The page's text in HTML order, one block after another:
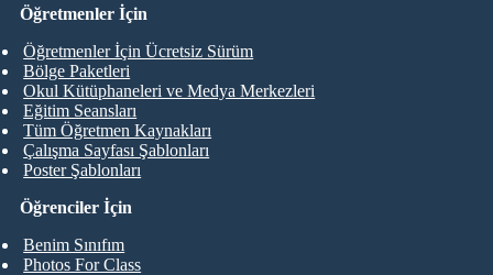
Öğrenciler İçin
Benim Sınıfım
Photos For Class
Öğretmenler İçin
Öğretmenler İçin Ücretsiz Sürüm
Bölge Paketleri
Okul Kütüphaneleri ve Medya Merkezleri
Eğitim Seansları
Tüm Öğretmen Kaynakları
Çalışma Sayfası Şablonları
Poster Şablonları